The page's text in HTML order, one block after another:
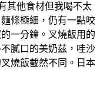
其他食材但我喝不太
條極細，仍有一點咬
一分鐘。叉燒飯用的
膩口的美奶茲，哇沙
燒飯截然不同。日本